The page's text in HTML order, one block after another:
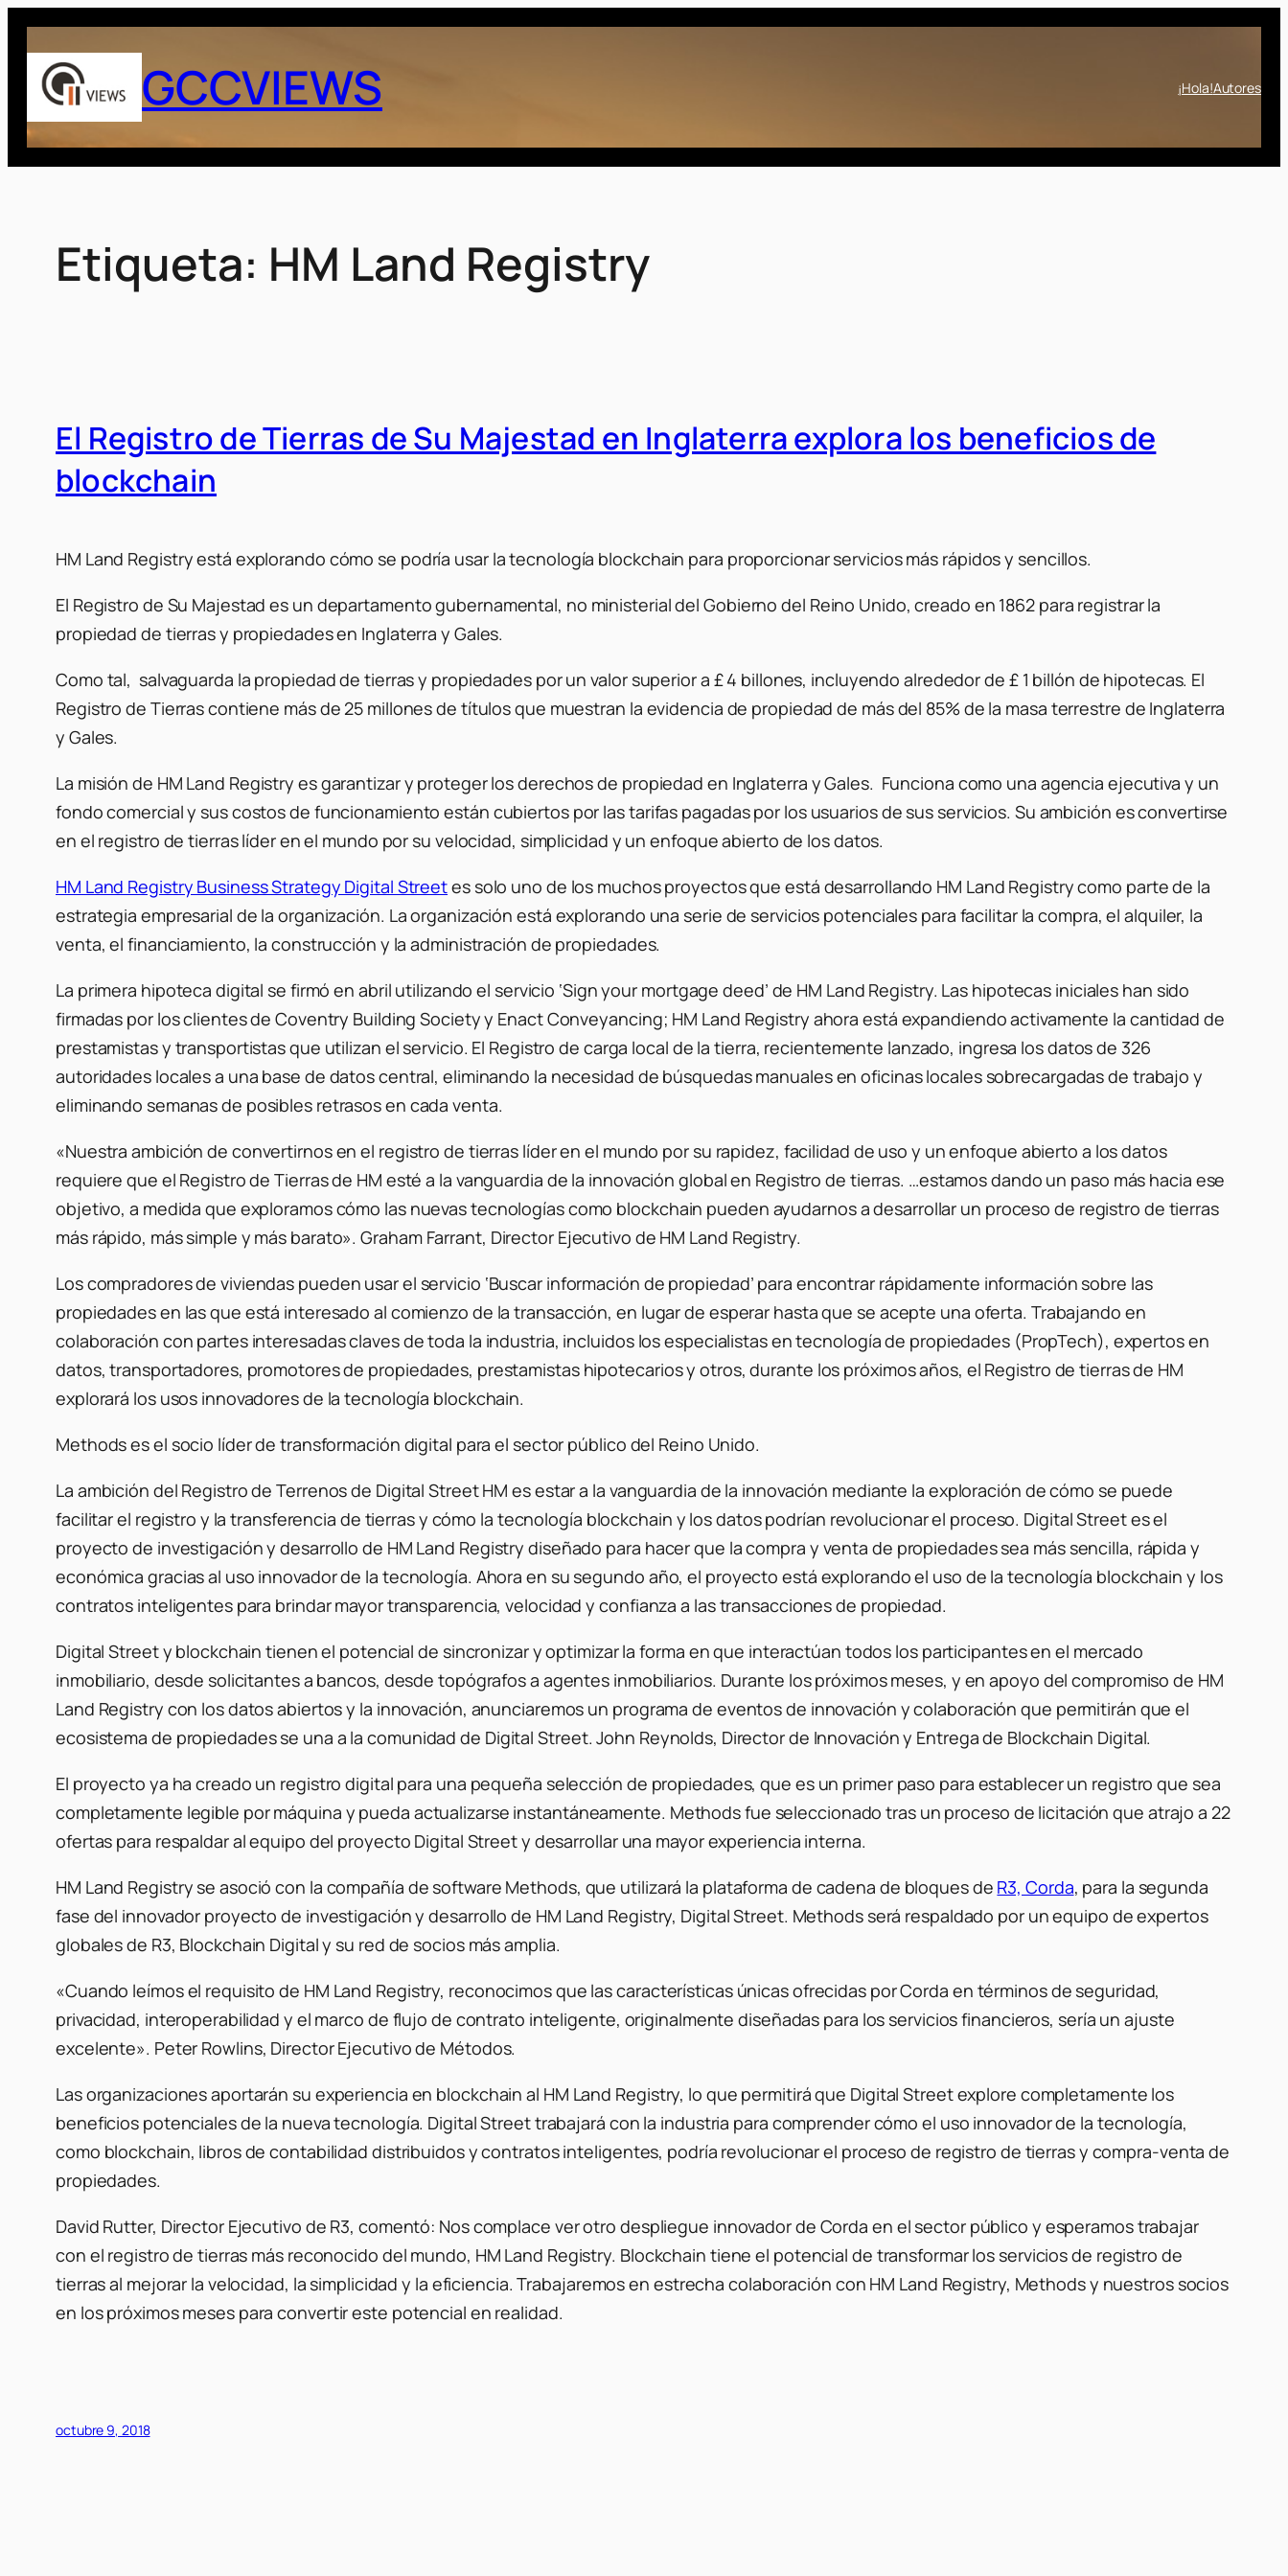
Saltar
contenido
GCCVIEWS ¡Hola!Autores
Etiqueta: HM Land Registry
El Registro de Tierras de Su Majestad en Inglaterra explora los beneficios de
blockchain
HM Land Registry está explorando cómo se podría usar la tecnología blockchain para proporcionar servicios más rápidos y sencillos.
El Registro de Su Majestad es un departamento gubernamental, no ministerial del Gobierno del Reino Unido, creado en 1862 para registrar la
propiedad de tierras y propiedades en Inglaterra y Gales.
Como tal, salvaguarda la propiedad de tierras y propiedades por un valor superior a £ 4 billones, incluyendo alrededor de £ 1 billón de hipotecas. El
Registro de Tierras contiene más de 25 millones de títulos que muestran la evidencia de propiedad de más del 85% de la masa terrestre de Inglaterra
y Gales.
La misión de HM Land Registry es garantizar y proteger los derechos de propiedad en Inglaterra y Gales. Funciona como una agencia ejecutiva y un
fondo comercial y sus costos de funcionamiento están cubiertos por las tarifas pagadas por los usuarios de sus servicios. Su ambición es convertirse
en el registro de tierras líder en el mundo por su velocidad, simplicidad y un enfoque abierto de los datos.
HM Land Registry Business Strategy Digital Streetes solo uno de los muchos proyectos que está desarrollando HM Land Registry como parte de la
estrategia empresarial de la organización. La organización está explorando una serie de servicios potenciales para facilitar la compra, el alquiler, la
venta, el financiamiento, la construcción y la administración de propiedades.
La primera hipoteca digital se firmó en abril utilizando el servicio ‘Sign your mortgage deed’ de HM Land Registry. Las hipotecas iniciales han sido
firmadas por los clientes de Coventry Building Society y Enact Conveyancing; HM Land Registry ahora está expandiendo activamente la cantidad de
prestamistas y transportistas que utilizan el servicio. El Registro de carga local de la tierra, recientemente lanzado, ingresa los datos de 326
autoridades locales a una base de datos central, eliminando la necesidad de búsquedas manuales en oficinas locales sobrecargadas de trabajo y
eliminando semanas de posibles retrasos en cada venta.
«Nuestra ambición de convertirnos en el registro de tierras líder en el mundo por su rapidez, facilidad de uso y un enfoque abierto a los datos
requiere que el Registro de Tierras de HM esté a la vanguardia de la innovación global en Registro de tierras. …estamos dando un paso más hacia ese
objetivo, a medida que exploramos cómo las nuevas tecnologías como blockchain pueden ayudarnos a desarrollar un proceso de registro de tierras
más rápido, más simple y más barato». Graham Farrant, Director Ejecutivo de HM Land Registry.
Los compradores de viviendas pueden usar el servicio ‘Buscar información de propiedad’ para encontrar rápidamente información sobre las
propiedades en las que está interesado al comienzo de la transacción, en lugar de esperar hasta que se acepte una oferta. Trabajando en
colaboración con partes interesadas claves de toda la industria, incluidos los especialistas en tecnología de propiedades (PropTech), expertos en
datos, transportadores, promotores de propiedades, prestamistas hipotecarios y otros, durante los próximos años, el Registro de tierras de HM
explorará los usos innovadores de la tecnología blockchain.
Methods es el socio líder de transformación digital para el sector público del Reino Unido.
La ambición del Registro de Terrenos de Digital Street HM es estar a la vanguardia de la innovación mediante la exploración de cómo se puede
facilitar el registro y la transferencia de tierras y cómo la tecnología blockchain y los datos podrían revolucionar el proceso. Digital Street es el
proyecto de investigación y desarrollo de HM Land Registry diseñado para hacer que la compra y venta de propiedades sea más sencilla, rápida y
económica gracias al uso innovador de la tecnología. Ahora en su segundo año, el proyecto está explorando el uso de la tecnología blockchain y los
contratos inteligentes para brindar mayor transparencia, velocidad y confianza a las transacciones de propiedad.
Digital Street y blockchain tienen el potencial de sincronizar y optimizar la forma en que interactúan todos los participantes en el mercado
inmobiliario, desde solicitantes a bancos, desde topógrafos a agentes inmobiliarios. Durante los próximos meses, y en apoyo del compromiso de HM
Land Registry con los datos abiertos y la innovación, anunciaremos un programa de eventos de innovación y colaboración que permitirán que el
ecosistema de propiedades se una a la comunidad de Digital Street. John Reynolds, Director de Innovación y Entrega de Blockchain Digital.
El proyecto ya ha creado un registro digital para una pequeña selección de propiedades, que es un primer paso para establecer un registro que sea
completamente legible por máquina y pueda actualizarse instantáneamente. Methods fue seleccionado tras un proceso de licitación que atrajo a 22
ofertas para respaldar al equipo del proyecto Digital Street y desarrollar una mayor experiencia interna.
HM Land Registry se asoció con la compañía de software Methods, que utilizará la plataforma de cadena de bloques de R3, Corda, para la segunda
fase del innovador proyecto de investigación y desarrollo de HM Land Registry, Digital Street. Methods será respaldado por un equipo de expertos
globales de R3, Blockchain Digital y su red de socios más amplia.
«Cuando leímos el requisito de HM Land Registry, reconocimos que las características únicas ofrecidas por Corda en términos de seguridad,
privacidad, interoperabilidad y el marco de flujo de contrato inteligente, originalmente diseñadas para los servicios financieros, sería un ajuste
excelente». Peter Rowlins, Director Ejecutivo de Métodos.
Las organizaciones aportarán su experiencia en blockchain al HM Land Registry, lo que permitirá que Digital Street explore completamente los
beneficios potenciales de la nueva tecnología. Digital Street trabajará con la industria para comprender cómo el uso innovador de la tecnología,
como blockchain, libros de contabilidad distribuidos y contratos inteligentes, podría revolucionar el proceso de registro de tierras y compra-venta de
propiedades.
David Rutter, Director Ejecutivo de R3, comentó: Nos complace ver otro despliegue innovador de Corda en el sector público y esperamos trabajar
con el registro de tierras más reconocido del mundo, HM Land Registry. Blockchain tiene el potencial de transformar los servicios de registro de
tierras al mejorar la velocidad, la simplicidad y la eficiencia. Trabajaremos en estrecha colaboración con HM Land Registry, Methods y nuestros socios
en los próximos meses para convertir este potencial en realidad.
octubre 9, 2018